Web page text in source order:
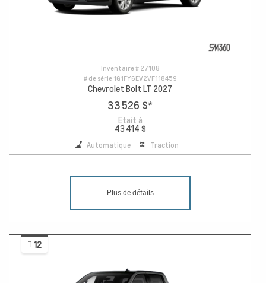
Inventaire # 27108
# de série 1G1FY6EV2VF118459
Chevrolet Bolt LT 2027
33 526 $*
Etait à
43 414 $
Automatique Traction
Plus de détails
12